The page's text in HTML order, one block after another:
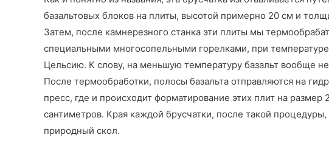
базальтовых блоков на плиты, высотой примерно 20 см и
Затем, после камнерезного станка эти плиты мы
специальными многосопельными горелками, при температуре
Цельсию. К слову, на меньшую температуру базальт вообще не
После термообработки, полосы базальта отправляются на
пресс, где и происходит форматирование этих плит на размер
сантиметров. Края каждой брусчатки, после такой
природный скол.